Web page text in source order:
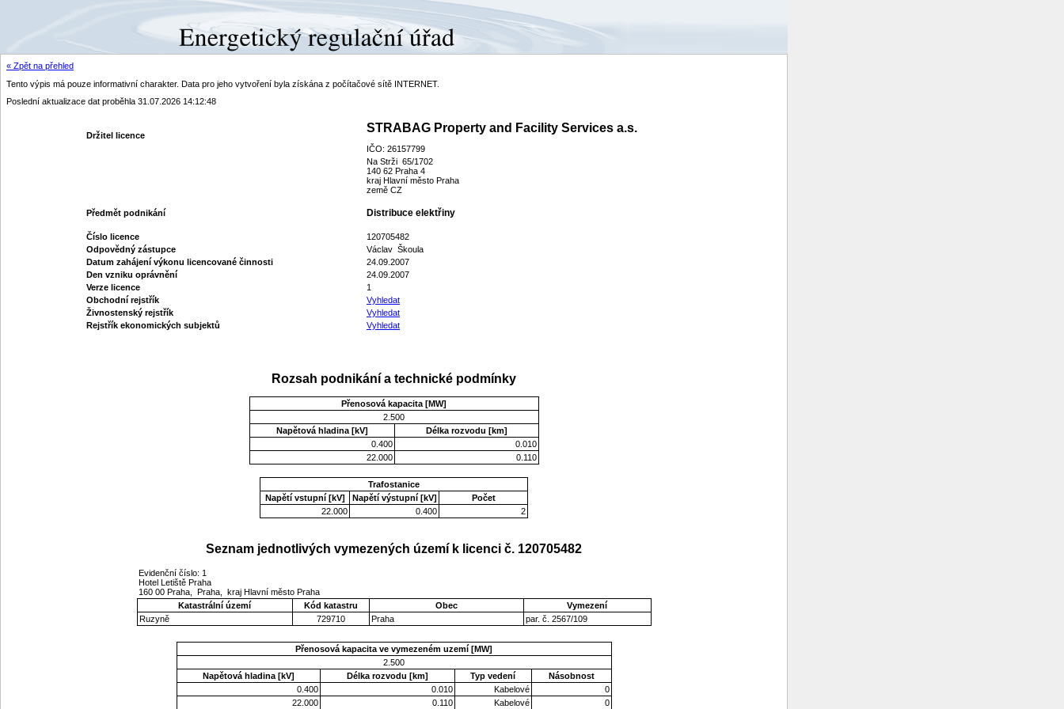
« Zpět na přehled
Tento výpis má pouze informativní charakter. Data pro jeho vytvoření byla získána z počítačové sítě INTERNET.
Poslední aktualizace dat proběhla 31.07.2026 14:12:48
Držitel licence
STRABAG Property and Facility Services a.s.
IČO: 26157799
Na Strži 65/1702
140 62 Praha 4
kraj Hlavní město Praha
země CZ
Předmět podnikání Distribuce elektřiny
Číslo licence
120705482
Odpovědný zástupce
Václav Škoula
Datum zahájení výkonu licencované činnosti
24.09.2007
Den vzniku oprávnění
24.09.2007
Verze licence
1
Obchodní rejstřík
Vyhledat
Živnostenský rejstřík
Vyhledat
Rejstřík ekonomických subjektů
Vyhledat
Rozsah podnikání a technické podmínky
Přenosová kapacita [MW]
2.500
Napětová hladina [kV]
Délka rozvodu [km]
0.400
0.010
22.000
0.110
Trafostanice
Napětí vstupní [kV]
Napětí výstupní [kV]
Počet
22.000
0.400 2
Seznam jednotlivých vymezených území k licenci č. 120705482
Evidenční číslo: 1
Hotel Letiště Praha
160 00 Praha, Praha, kraj Hlavní město Praha
Katastrální území
Kód katastru Obec
Vymezení
Ruzyně
729710 Praha par. č. 2567/109
Přenosová kapacita ve vymezeném uzemí [MW]
2.500
Napětová hladina [kV]
Délka rozvodu [km] Typ vedení
Násobnost
0.400
0.010 Kabelové
0
22.000
0.110 Kabelové 0